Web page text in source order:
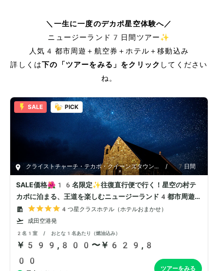
＼一生に一度のデカポ星空体験へ／
ニュージーランド7日間ツアー✨
人気4都市周遊＋航空券＋ホテル＋移動込み
詳しくは下の「ツアーをみる」をクリック してください
ね。